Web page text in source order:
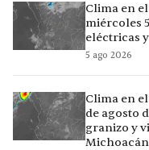
Clima en
miércoles
eléctricas
5 ago 2026
Clima en
de agosto
granizo y
Michoacán